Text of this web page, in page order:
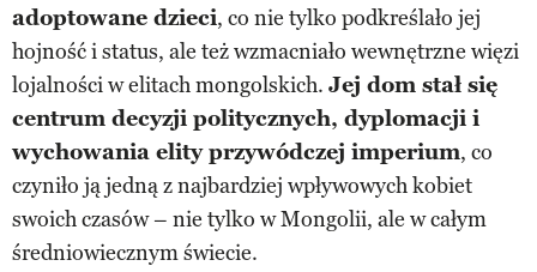
adoptowane dzieci, co nie tylko podkreślało jej
hojność i status, ale też wzmacniało wewnętrzne więzi
lojalności w elitach mongolskich. Jej dom stał się
centrum decyzji politycznych, dyplomacji i
wychowania elity przywódczej imperium, co
czyniło ją jedną z najbardziej wpływowych kobiet
swoich czasów – nie tylko w Mongolii, ale w całym
średniowiecznym świecie.